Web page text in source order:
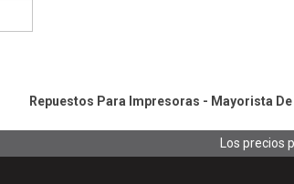
Repuestos Para Impresoras - Mayorista
Los precios